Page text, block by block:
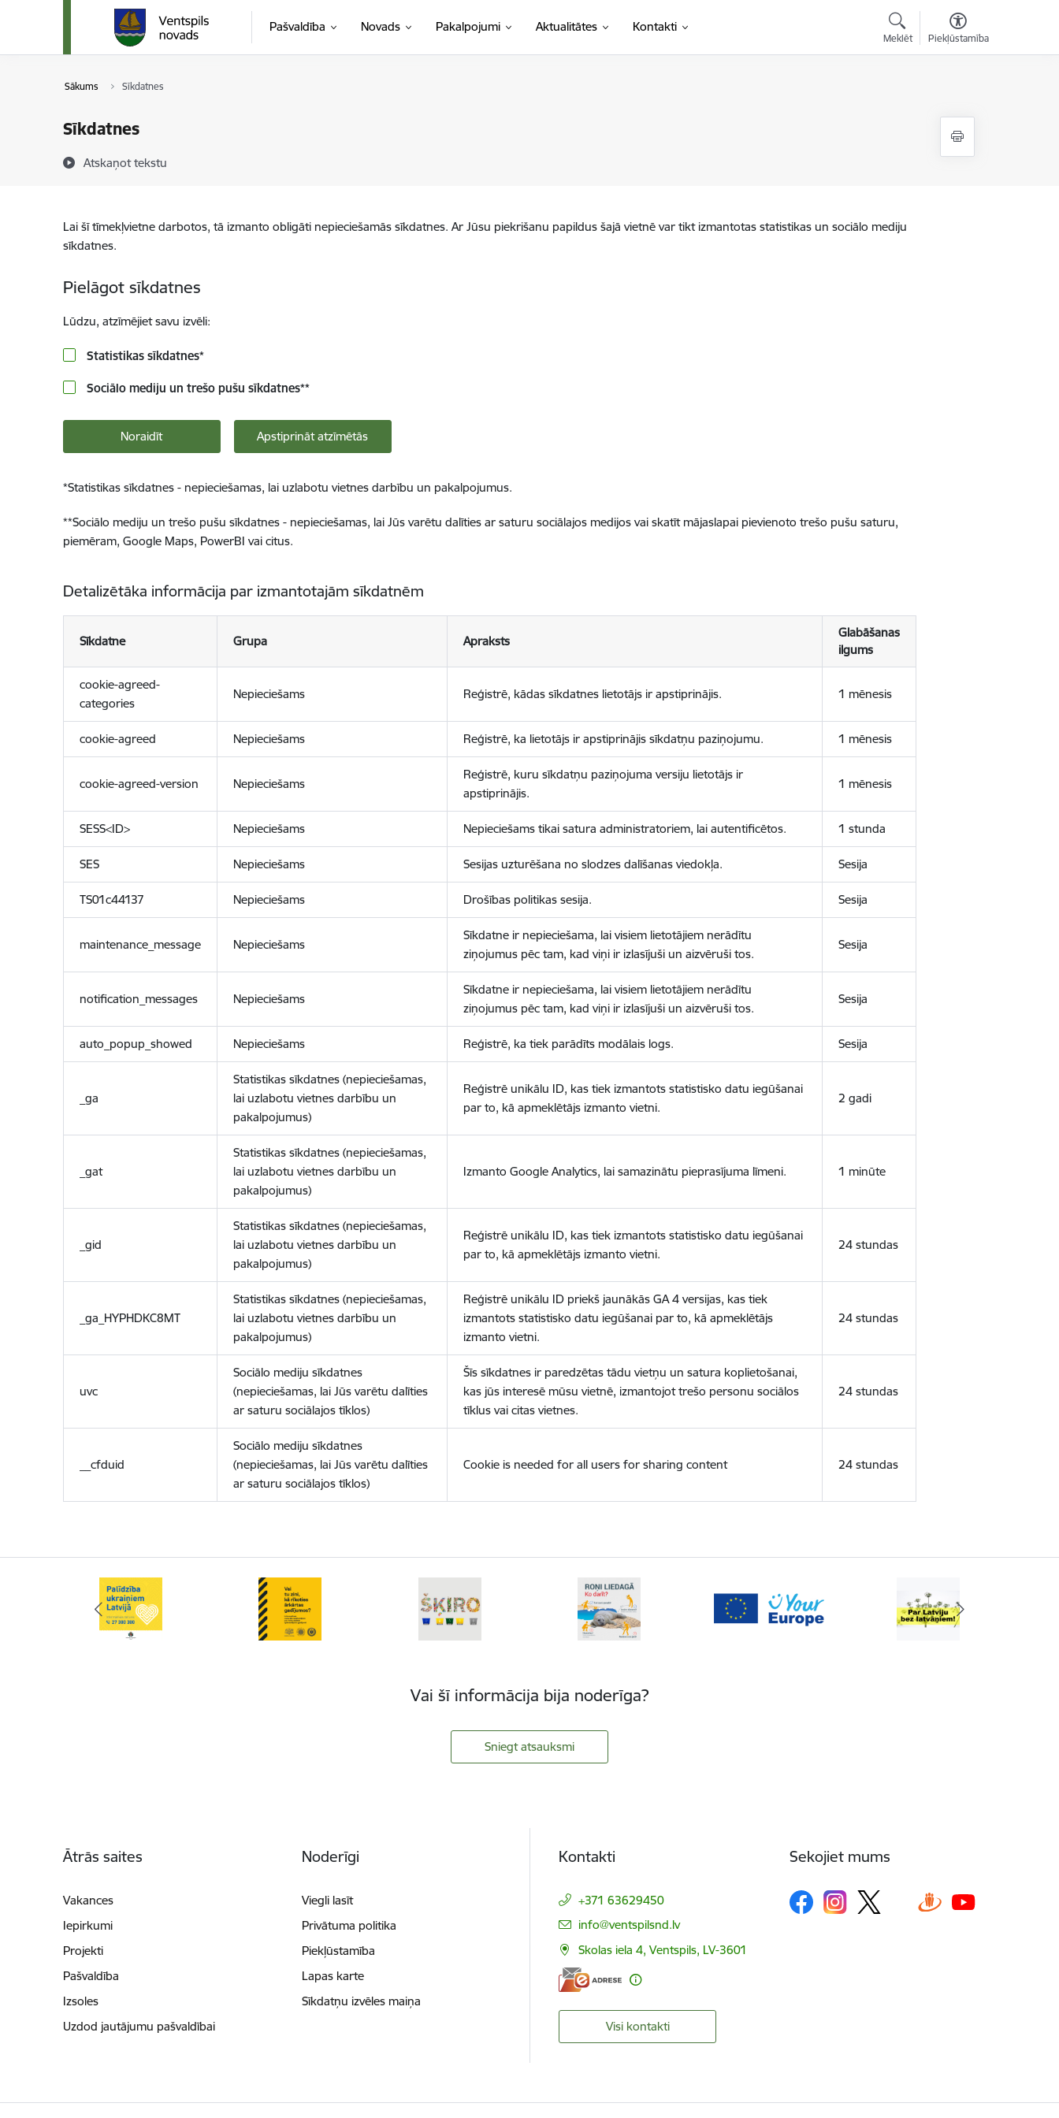
Pāriet uz lapas saturu
Pašvaldība Novads Pakalpojumi Aktualitātes Kontakti
Meklēt Piekļūstamība
Sākums Sīkdatnes
Sīkdatnes
Atskaņot tekstu
Lai šī tīmekļvietne darbotos, tā izmanto obligāti nepieciešamās sīkdatnes. Ar Jūsu piekrišanu papildus šajā vietnē var tikt izmantotas statistikas un sociālo mediju
sīkdatnes.
Pielāgot sīkdatnes
Lūdzu, atzīmējiet savu izvēli:
Statistikas sīkdatnes*
Sociālo mediju un trešo pušu sīkdatnes**
Noraidīt Apstiprināt atzīmētās
*Statistikas sīkdatnes - nepieciešamas, lai uzlabotu vietnes darbību un pakalpojumus.
**Sociālo mediju un trešo pušu sīkdatnes - nepieciešamas, lai Jūs varētu dalīties ar saturu sociālajos medijos vai skatīt mājaslapai pievienoto trešo pušu saturu,
piemēram, Google Maps, PowerBI vai citus.
Detalizētāka informācija par izmantotajām sīkdatnēm
Sīkdatne Grupa Apraksts
Glabāšanas
ilgums
cookie-agreed-
categories
Nepieciešams Reģistrē, kādas sīkdatnes lietotājs ir apstiprinājis. 1 mēnesis
cookie-agreed Nepieciešams Reģistrē, ka lietotājs ir apstiprinājis sīkdatņu paziņojumu. 1 mēnesis
cookie-agreed-version Nepieciešams
Reģistrē, kuru sīkdatņu paziņojuma versiju lietotājs ir
apstiprinājis.
1 mēnesis
SESS<ID> Nepieciešams Nepieciešams tikai satura administratoriem, lai autentificētos. 1 stunda
SES Nepieciešams Sesijas uzturēšana no slodzes dalīšanas viedokļa. Sesija
TS01c44137 Nepieciešams Drošības politikas sesija. Sesija
maintenance_message Nepieciešams
Sīkdatne ir nepieciešama, lai visiem lietotājiem nerādītu
ziņojumus pēc tam, kad viņi ir izlasījuši un aizvēruši tos.
Sesija
notification_messages Nepieciešams
Sīkdatne ir nepieciešama, lai visiem lietotājiem nerādītu
ziņojumus pēc tam, kad viņi ir izlasījuši un aizvēruši tos.
Sesija
auto_popup_showed Nepieciešams Reģistrē, ka tiek parādīts modālais logs. Sesija
_ga
Statistikas sīkdatnes (nepieciešamas,
lai uzlabotu vietnes darbību un
pakalpojumus)
Reģistrē unikālu ID, kas tiek izmantots statistisko datu iegūšanai
par to, kā apmeklētājs izmanto vietni.
2 gadi
_gat
Statistikas sīkdatnes (nepieciešamas,
lai uzlabotu vietnes darbību un
pakalpojumus)
Izmanto Google Analytics, lai samazinātu pieprasījuma līmeni. 1 minūte
_gid
Statistikas sīkdatnes (nepieciešamas,
lai uzlabotu vietnes darbību un
pakalpojumus)
Reģistrē unikālu ID, kas tiek izmantots statistisko datu iegūšanai
par to, kā apmeklētājs izmanto vietni.
24 stundas
_ga_HYPHDKC8MT
Statistikas sīkdatnes (nepieciešamas,
lai uzlabotu vietnes darbību un
pakalpojumus)
Reģistrē unikālu ID priekš jaunākās GA 4 versijas, kas tiek
izmantots statistisko datu iegūšanai par to, kā apmeklētājs
izmanto vietni.
24 stundas
uvc
Sociālo mediju sīkdatnes
(nepieciešamas, lai Jūs varētu dalīties
ar saturu sociālajos tīklos)
Šīs sīkdatnes ir paredzētas tādu vietņu un satura koplietošanai,
kas jūs interesē mūsu vietnē, izmantojot trešo personu sociālos
tīklus vai citas vietnes.
24 stundas
__cfduid
Sociālo mediju sīkdatnes
(nepieciešamas, lai Jūs varētu dalīties
ar saturu sociālajos tīklos)
Cookie is needed for all users for sharing content 24 stundas
Vai šī informācija bija noderīga?
Sniegt atsauksmi
Ātrās saites
Vakances
Iepirkumi
Projekti
Pašvaldība
Izsoles
Uzdod jautājumu pašvaldībai
Noderīgi
Viegli lasīt
Privātuma politika
Piekļūstamība
Lapas karte
Sīkdatņu izvēles maiņa
Kontakti
+371 63629450
E-pasts:
info@ventspilsnd.lv
Skolas iela 4, Ventspils, LV-3601
Visi kontakti
Sekojiet mums